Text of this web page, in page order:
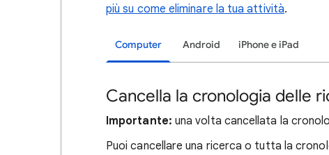
più su come eliminare la tua attività.
Computer Android iPhone e iPad
Cancella la cronologia delle
Importante: una volta cancellata la
Puoi cancellare una ricerca o tutta la